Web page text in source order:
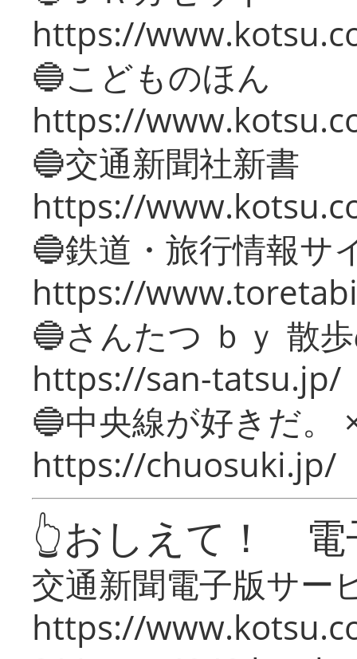
https://
🔵こどものほん
https://
🔵交通新聞社新書
https://
🔵鉄道・旅行情報サ
https://
🔵さんたつ ｂｙ 散
https://san-tatsu.jp/
🔵中央線が好きだ。
https://chuosuki.jp/
👆おしえて！ 電
交通新聞電子版サー
https://